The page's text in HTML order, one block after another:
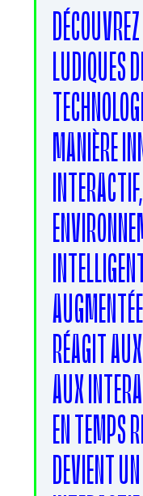
LUDIQUES
MANIÈRE
RÉAGIT
AUX
EN TEMPS
DEVIENT